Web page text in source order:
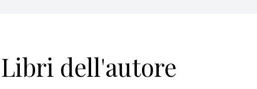
Libri dell'autore